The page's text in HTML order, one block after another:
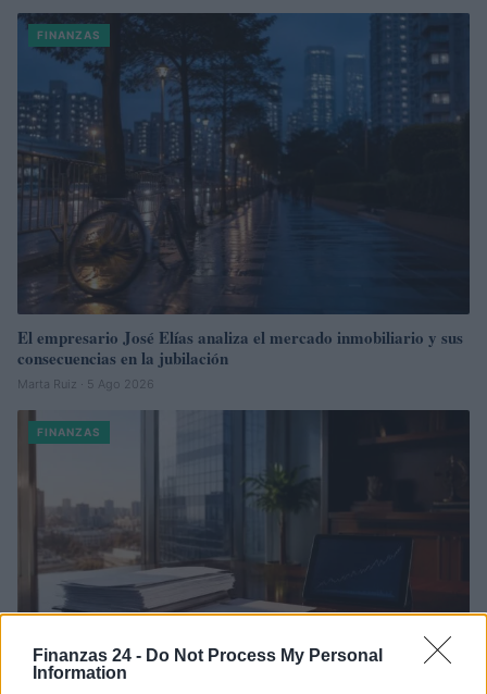
Finanzas 24 - Do Not Process My Personal
Information
FINANZAS
El empresario José Elías analiza el mercado inmobiliario y sus
consecuencias en la jubilación
Marta Ruiz · 5 Ago 2026
FINANZAS